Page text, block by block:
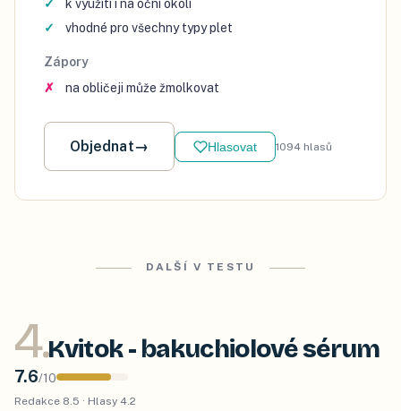
k využití i na oční okolí
vhodné pro všechny typy plet
Zápory
na obličeji může žmolkovat
Objednat→ Hlasovat 1094 hlasů
DALŠÍ V TESTU
4.Kvitok - bakuchiolové sérum
7.6/10
Redakce 8.5 · Hlasy 4.2